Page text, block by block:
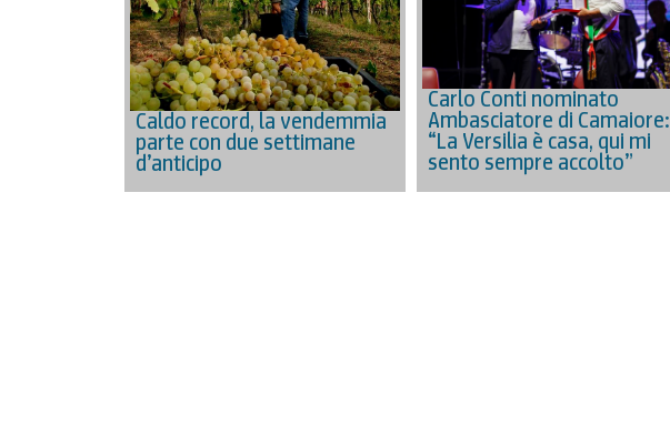
Caldo record, la vendemmia
parte con due settimane
d’anticipo
Carlo Conti nominato
Ambasciatore di Camaiore:
“La Versilia è casa, qui mi
sento sempre accolto”